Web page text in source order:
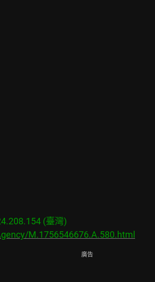
(臺灣)
M.1756546676.A.580.html
廣告